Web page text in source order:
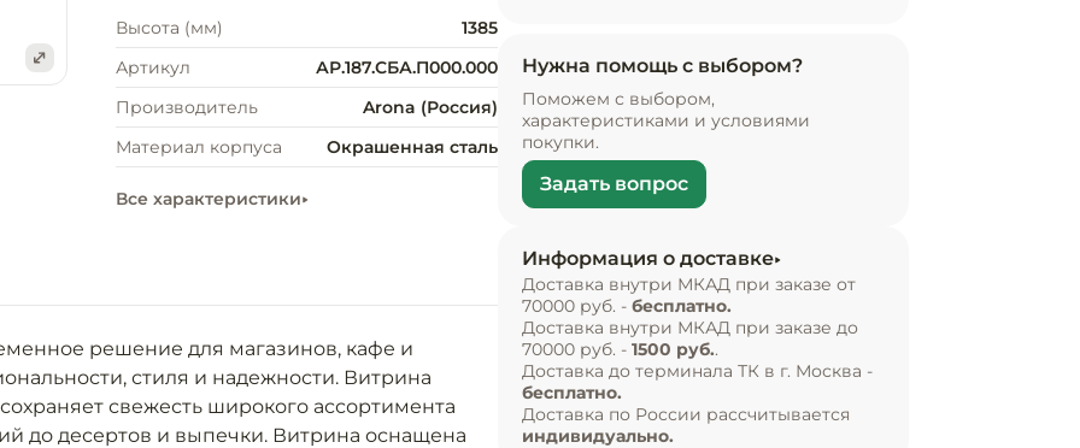
Высота (мм)
1385
Артикул
АР.187.СБА.П000.000
Производитель
Arona (Россия)
Материал корпуса
Окрашенная сталь
Все характеристики
решение для магазинов, кафе и
стиля и надежности. Витрина
свежесть широкого ассортимента
до десертов и выпечки. Витрина оснащена
Нужна помощь с выбором?
Поможем с выбором,
характеристиками и условиями
покупки.
Задать вопрос
Информация о доставке
Доставка внутри МКАД при заказе от
70000 руб. - бесплатно.
Доставка внутри МКАД при заказе до
70000 руб. - 1500 руб..
Доставка до терминала ТК в г. Москва -
бесплатно.
Доставка по России рассчитывается
индивидуально.